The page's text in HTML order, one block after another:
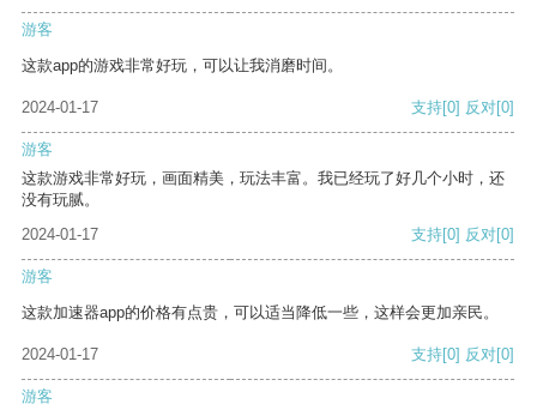
游客
这款app的游戏非常好玩，可以让我消磨时间。
2024-01-17 支持[0] 反对[0]
游客
这款游戏非常好玩，画面精美，玩法丰富。我已经玩了好几个小时，还
没有玩腻。
2024-01-17
支持[0] 反对[0]
游客
这款加速器app的价格有点贵，可以适当降低一些，这样会更加亲民。
2024-01-17 支持[0] 反对[0]
游客